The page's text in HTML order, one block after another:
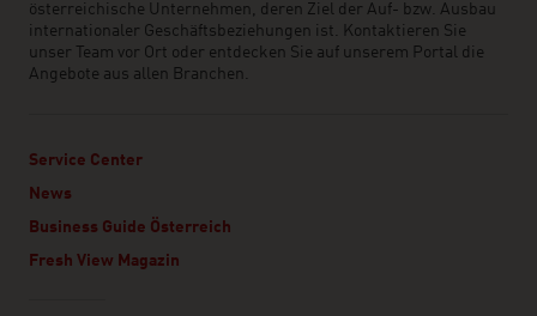
österreichische Unternehmen, deren Ziel der Auf- bzw. Ausbau
internationaler Geschäftsbeziehungen ist. Kontaktieren Sie
unser Team vor Ort oder entdecken Sie auf unserem Portal die
Angebote aus allen Branchen.
Service Center
News
Business Guide Österreich
Fresh View Magazin